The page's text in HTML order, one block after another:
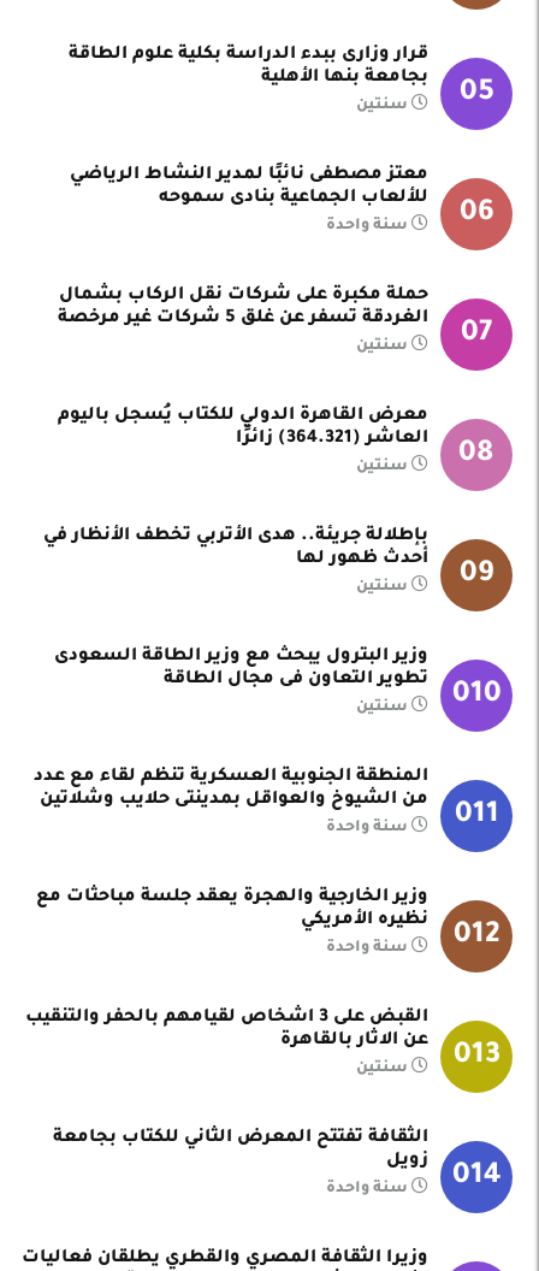
05
قرار وزارى ببدء الدراسة بكلية علوم الطاقة
بجامعة بنها الأهلية
سنتين
06
معتز مصطفى نائبًا لمدير النشاط الرياضي
للألعاب الجماعية بنادى سموحه
سنة واحدة
07
حملة مكبرة على شركات نقل الركاب بشمال
الغردقة تسفر عن غلق 5 شركات غير مرخصة
سنتين
08
معرض القاهرة الدولي للكتاب يُسجل باليوم
العاشر (364.321) زائرًا
سنتين
09
بإطلالة جريئة.. هدى الأتربي تخطف الأنظار في
أحدث ظهور لها
سنتين
010
وزير البترول يبحث مع وزير الطاقة السعودى
تطوير التعاون فى مجال الطاقة
سنتين
011
المنطقة الجنوبية العسكرية تنظم لقاء مع عدد
من الشيوخ والعواقل بمدينتى حلايب وشلاتين
سنة واحدة
012
وزير الخارجية والهجرة يعقد جلسة مباحثات مع
نظيره الأمريكي
سنة واحدة
013
القبض على 3 اشخاص لقيامهم بالحفر والتنقيب
عن الاثار بالقاهرة
سنتين
014
الثقافة تفتتح المعرض الثاني للكتاب بجامعة
زويل
سنة واحدة
وزيرا الثقافة المصري والقطري يطلقان فعاليات